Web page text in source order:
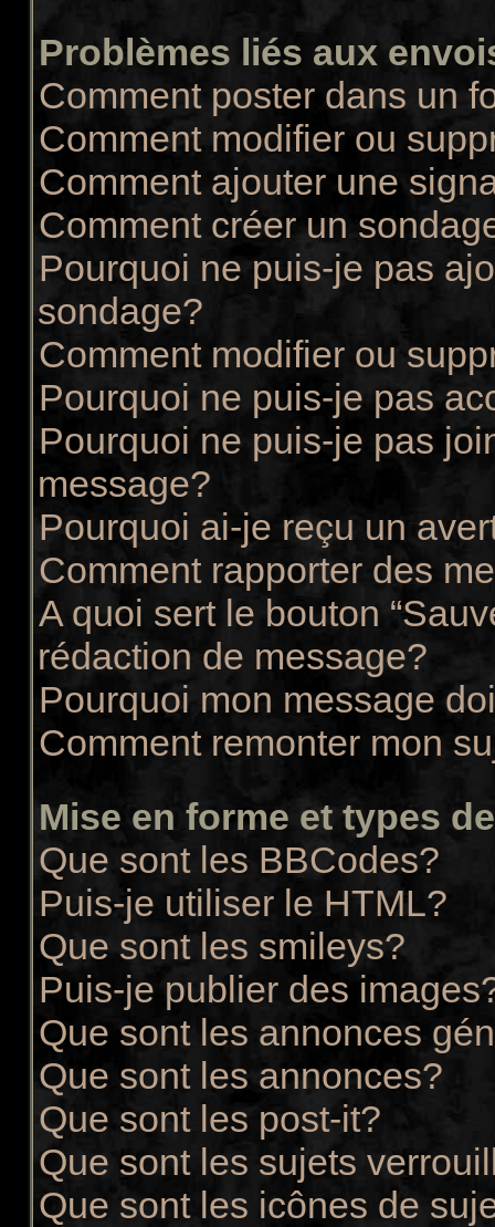
Problèmes liés aux
Comment poster dans un
Comment modifier ou
Comment ajouter une
Comment créer un
Pourquoi ne puis-je pas
sondage?
Comment modifier ou
Pourquoi ne puis-je pas
Pourquoi ne puis-je pas
message?
Pourquoi ai-je reçu un
Comment rapporter des
A quoi sert le bouton
rédaction de message?
Pourquoi mon message
Comment remonter mon
Mise en forme et types
Que sont les BBCodes?
Puis-je utiliser le HTML?
Que sont les smileys?
Puis-je publier des
Que sont les annonces
Que sont les annonces?
Que sont les post-it?
Que sont les sujets
Que sont les icônes de